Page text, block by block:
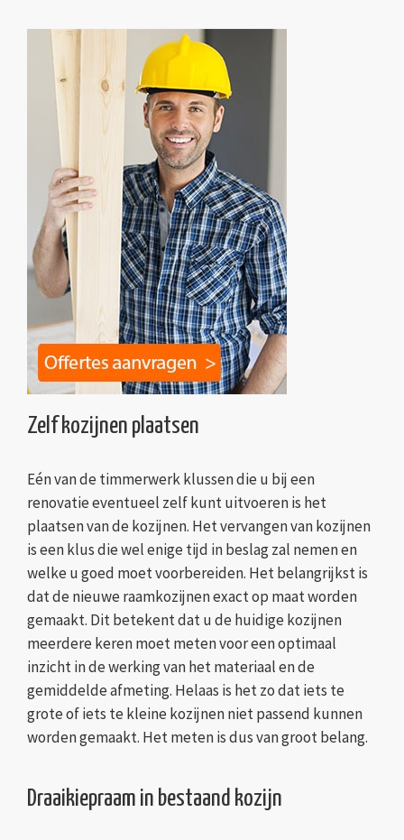
Zelf kozijnen plaatsen
Eén van de timmerwerk klussen die u bij een
renovatie eventueel zelf kunt uitvoeren is het
plaatsen van de kozijnen. Het vervangen van kozijnen
is een klus die wel enige tijd in beslag zal nemen en
welke u goed moet voorbereiden. Het belangrijkst is
dat de nieuwe raamkozijnen exact op maat worden
gemaakt. Dit betekent dat u de huidige kozijnen
meerdere keren moet meten voor een optimaal
inzicht in de werking van het materiaal en de
gemiddelde afmeting. Helaas is het zo dat iets te
grote of iets te kleine kozijnen niet passend kunnen
worden gemaakt. Het meten is dus van groot belang.
Draaikiepraam in bestaand kozijn